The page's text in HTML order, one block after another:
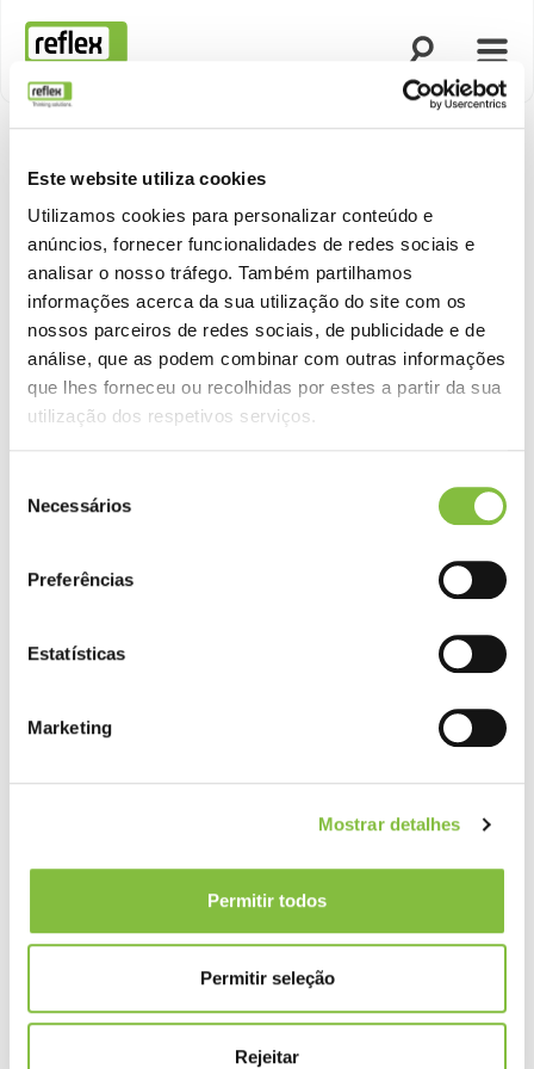
Este website utiliza cookies
Utilizamos cookies para personalizar conteúdo e
anúncios, fornecer funcionalidades de redes sociais e
analisar o nosso tráfego. Também partilhamos
informações acerca da sua utilização do site com os
nossos parceiros de redes sociais, de publicidade e de
análise, que as podem combinar com outras informações
que lhes forneceu ou recolhidas por estes a partir da sua
utilização dos respetivos serviços.
Necessários
Preferências
Estatísticas
Marketing
Mostrar detalhes
Permitir todos
Permitir seleção
Rejeitar
Página inicial
Abrir procuraAbrir